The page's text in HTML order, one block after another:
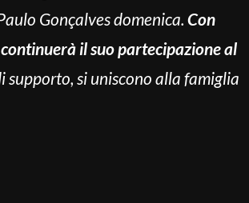
Gonçalves domenica.Con
il suo partecipazione al
supporto, si uniscono alla famiglia